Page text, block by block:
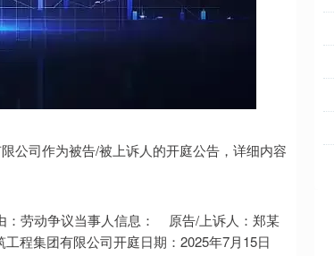
公司作为被告/被上诉人的开庭公告，详细内容
：劳动争议当事人信息： 原告/上诉人：郑某
程集团有限公司开庭日期：2025年7月15日